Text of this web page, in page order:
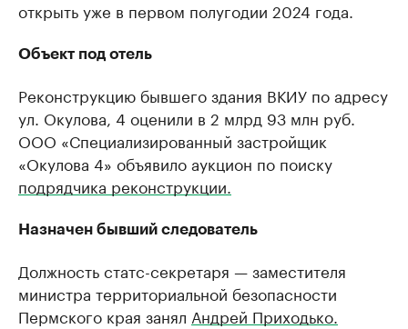
открыть уже в первом полугодии 2024 года.
Объект под отель
Реконструкцию бывшего здания ВКИУ по адресу
ул. Окулова, 4 оценили в 2 млрд 93 млн руб.
ООО «Специализированный застройщик
«Окулова 4» объявило аукцион по поиску
подрядчика реконструкции.
Назначен бывший следователь
Должность статс-секретаря — заместителя
министра территориальной безопасности
Пермского края занял Андрей Приходько.